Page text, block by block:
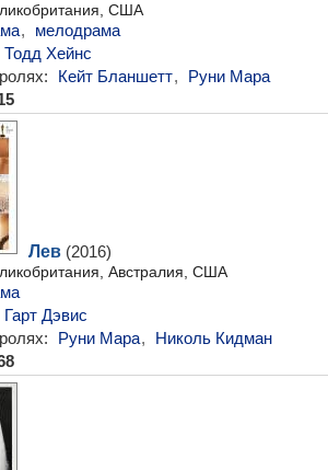
США
,
мелодрама
Тодд Хейнс
Кейт Бланшетт,
Руни Мара
Лев (2016)
Австралия, США
Гарт Дэвис
Руни Мара,
Николь Кидман